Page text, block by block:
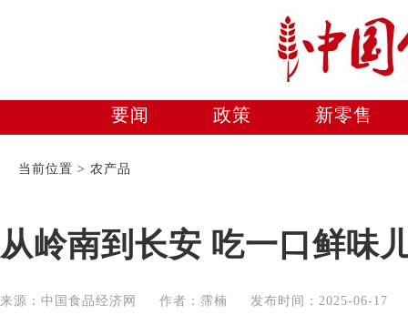
要闻 政策
新零售
当前位置 > 农产品
从岭南到长安 吃一口鲜味
来源：中国食品经济网 作者：霈楠 发布时间：2025-06-